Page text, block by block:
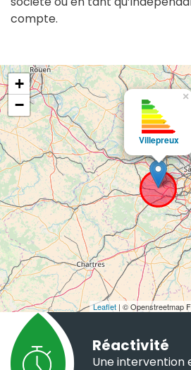
compte.
Villepreux
×
+
−
Leaflet | © Openstreetmap
Réactivité
Une intervention